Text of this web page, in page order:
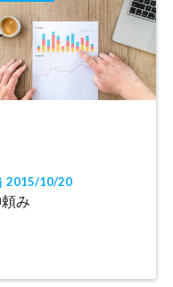
2015/10/20
み